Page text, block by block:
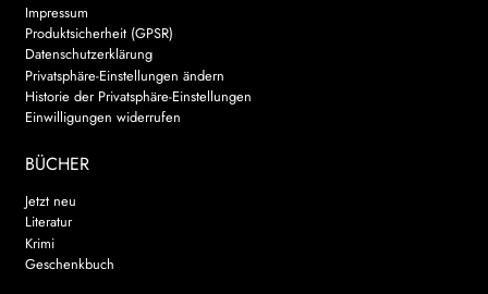
Impressum
Produktsicherheit (GPSR)
Datenschutzerklärung
Privatsphäre-Einstellungen ändern
Historie der Privatsphäre-Einstellungen
Einwilligungen widerrufen
BÜCHER
Jetzt neu
Literatur
Krimi
Geschenkbuch